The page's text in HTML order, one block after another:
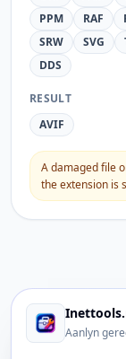
PPM
RAF
SRW
SVG
DDS
RESULT
AVIF
A damaged file
the extension is
Aanlyn